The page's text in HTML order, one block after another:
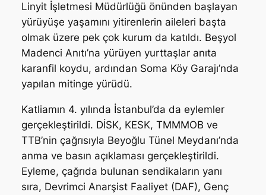
Linyit İşletmesi Müdürlüğü önünden başlayan
yürüyüşe yaşamını yitirenlerin aileleri başta
olmak üzere pek çok kurum da katıldı. Beşyol
Madenci Anıtı’na yürüyen yurttaşlar anıta
karanfil koydu, ardından Soma Köy Garajı’nda
yapılan mitinge yürüdü.
Katliamın 4. yılında İstanbul’da da eylemler
gerçekleştirildi. DİSK, KESK, TMMMOB ve
TTB’nin çağrısıyla Beyoğlu Tünel Meydanı’nda
anma ve basın açıklaması gerçekleştirildi.
Eyleme, çağrıda bulunan sendikaların yanı
sıra, Devrimci Anarşist Faaliyet (DAF), Genç